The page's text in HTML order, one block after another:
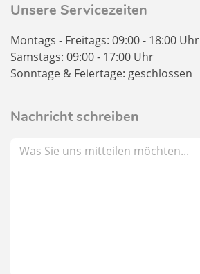
Unsere Servicezeiten
Montags - Freitags: 09:00 - 18:00 Uhr
Samstags: 09:00 - 17:00 Uhr
Sonntage & Feiertage: geschlossen
Nachricht schreiben